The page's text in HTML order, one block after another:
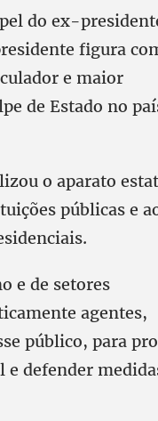
do ex-
figura
e maior
de Estado no
o aparato
públicas e
e de setores
agentes,
público, para
defender